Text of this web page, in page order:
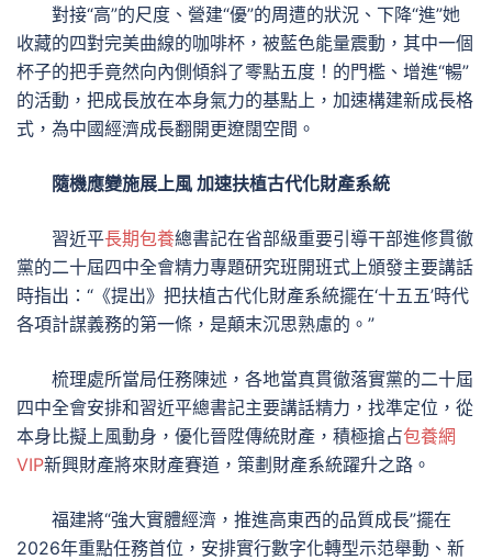
對接“高”的尺度、營建“優”的周遭的狀況、下降“進”她
收藏的四對完美曲線的咖啡杯，被藍色能量震動，其中一個
杯子的把手竟然向內側傾斜了零點五度！的門檻、增進“暢”
的活動，把成長放在本身氣力的基點上，加速構建新成長格
式，為中國經濟成長翻開更遼闊空間。
隨機應變施展上風 加速扶植古代化財產系統
習近平長期包養總書記在省部級重要引導干部進修貫徹
黨的二十屆四中全會精力專題研究班開班式上頒發主要講話
時指出：“《提出》把扶植古代化財產系統擺在‘十五五’時代
各項計謀義務的第一條，是顛末沉思熟慮的。”
梳理處所當局任務陳述，各地當真貫徹落實黨的二十屆
四中全會安排和習近平總書記主要講話精力，找準定位，從
本身比擬上風動身，優化晉陞傳統財產，積極搶占包養網
VIP新興財產將來財產賽道，策劃財產系統躍升之路。
福建將“強大實體經濟，推進高東西的品質成長”擺在
2026年重點任務首位，安排實行數字化轉型示范舉動、新